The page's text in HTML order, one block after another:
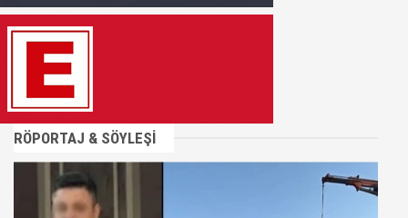
RÖPORTAJ & SÖYLEŞİ